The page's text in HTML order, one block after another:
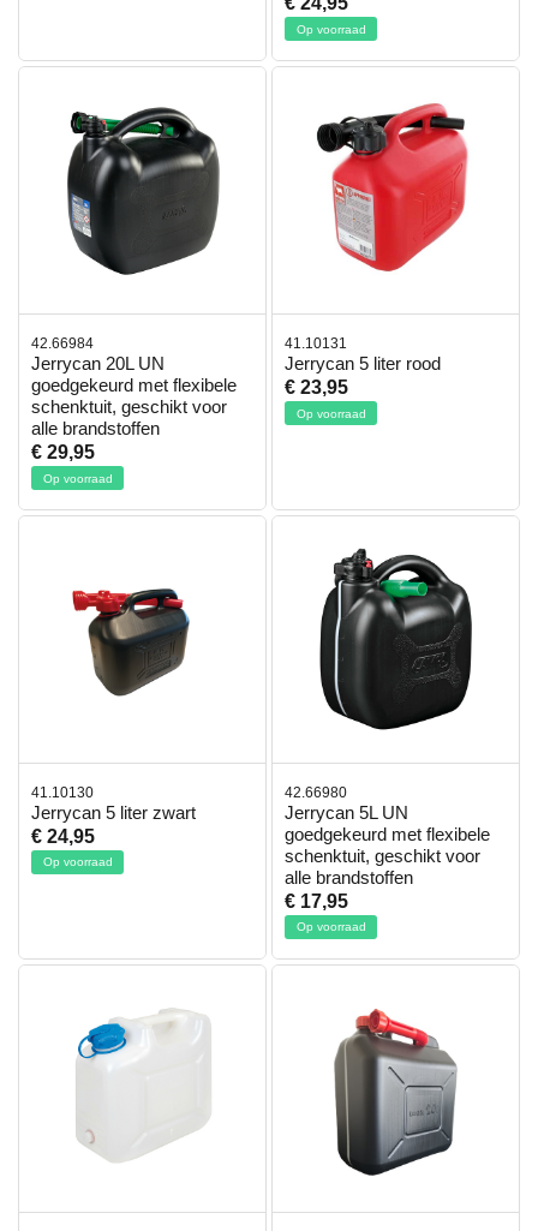
Op voorraad
42.66984
Jerrycan 20L UN
goedgekeurd met flexibele
schenktuit, geschikt voor
alle brandstoffen
€ 29,95
Op voorraad
41.10131
Jerrycan 5 liter rood
€ 23,95
Op voorraad
41.10130
Jerrycan 5 liter zwart
€ 24,95
Op voorraad
42.66980
Jerrycan 5L UN
goedgekeurd met flexibele
schenktuit, geschikt voor
alle brandstoffen
€ 17,95
Op voorraad